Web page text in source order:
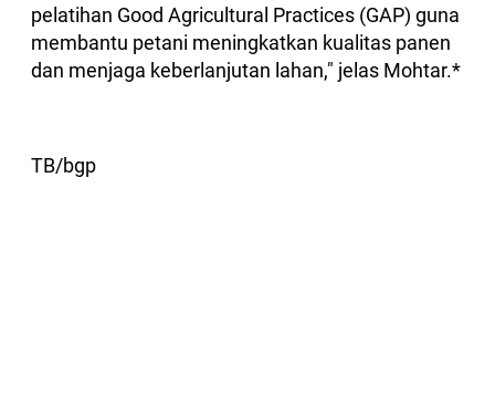
pelatihan Good Agricultural Practices (GAP) guna
membantu petani meningkatkan kualitas panen
dan menjaga keberlanjutan lahan," jelas Mohtar.*
TB/bgp